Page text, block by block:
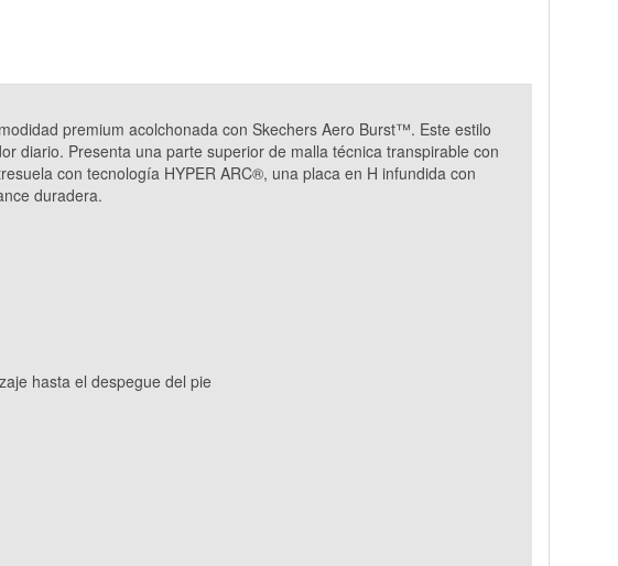
premium acolchonada con Skechers Aero Burst™. Este estilo
diario. Presenta una parte superior de malla técnica transpirable con
con tecnología HYPER ARC®, una placa en H infundida con
duradera.
hasta el despegue del pie